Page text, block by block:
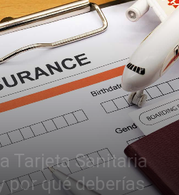
Tarjeta Sanitaria
por qué deberías